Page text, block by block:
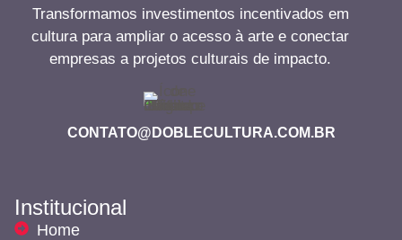
Transformamos investimentos incentivados em
cultura para ampliar o acesso à arte e conectar
empresas a projetos culturais de impacto.
CONTATO@DOBLECULTURA.COM.BR
Institucional
Home